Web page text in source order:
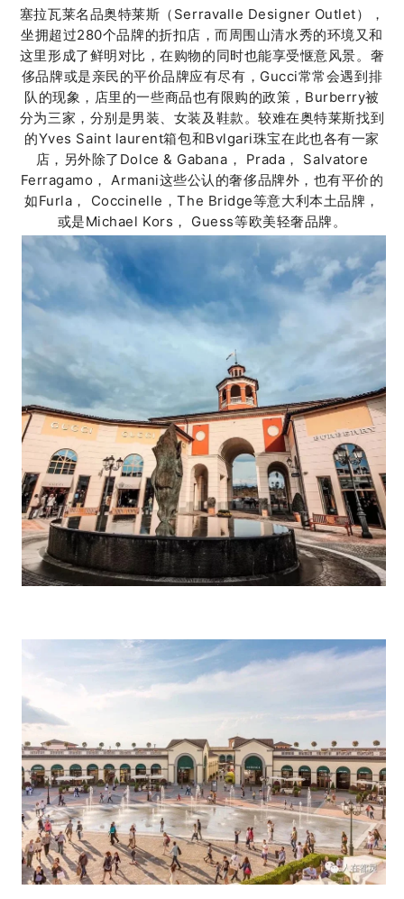
塞拉瓦莱名品奥特莱斯（Serravalle Designer Outlet），
坐拥超过280个品牌的折扣店，而周围山清水秀的环境又和
这里形成了鲜明对比，在购物的同时也能享受惬意风景。奢
侈品牌或是亲民的平价品牌应有尽有，Gucci常常会遇到排
队的现象，店里的一些商品也有限购的政策，Burberry被
分为三家，分别是男装、女装及鞋款。较难在奥特莱斯找到
的Yves Saint laurent箱包和Bvlgari珠宝在此也各有一家
店，另外除了Dolce & Gabana， Prada， Salvatore
Ferragamo， Armani这些公认的奢侈品牌外，也有平价的
如Furla， Coccinelle，The Bridge等意大利本土品牌，
或是Michael Kors， Guess等欧美轻奢品牌。